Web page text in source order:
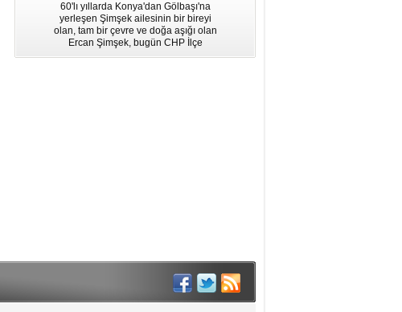
60'lı yıllarda Konya'dan Gölbaşı'na
yerleşen Şimşek ailesinin bir bireyi
olan, tam bir çevre ve doğa aşığı olan
Ercan Şimşek, bugün CHP İlçe
Başkanlığı yaptığı Gölbaşı'nda yaşam